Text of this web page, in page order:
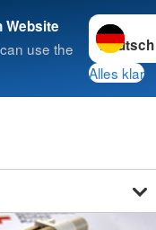
Website
use the
Sprache
Alles klar